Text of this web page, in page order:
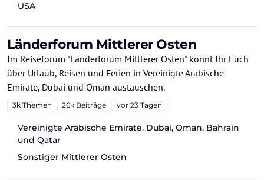
USA
Länderforum Mittlerer Osten
Im Reiseforum "Länderforum Mittlerer Osten" könnt Ihr Euch
über Urlaub, Reisen und Ferien in Vereinigte Arabische
Emirate, Dubai und Oman austauschen.
3k Themen 26k Beiträge vor 23 Tagen
Vereinigte Arabische Emirate, Dubai, Oman, Bahrain
und Qatar
Sonstiger Mittlerer Osten